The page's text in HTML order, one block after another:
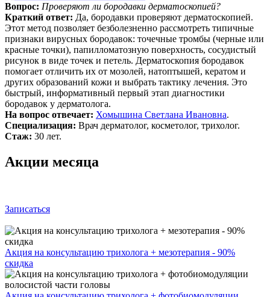
Вопрос: Проверяют ли бородавки дерматоскопией?
Краткий ответ: Да, бородавки проверяют дерматоскопией.
Этот метод позволяет безболезненно рассмотреть типичные
признаки вирусных бородавок: точечные тромбы (черные или
красные точки), папилломатозную поверхность, сосудистый
рисунок в виде точек и петель. Дерматоскопия бородавок
помогает отличить их от мозолей, натоптышей, кератом и
других образований кожи и выбрать тактику лечения. Это
быстрый, информативный первый этап диагностики
бородавок у дерматолога.
На вопрос отвечает: Хомышина Светлана Ивановна.
Специализация: Врач дерматолог, косметолог, трихолог.
Стаж: 30 лет.
Акции месяца
Записаться
Акция на консультацию трихолога + мезотерапия - 90%
скидка